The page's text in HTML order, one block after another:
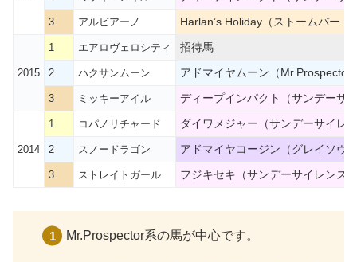
3 アルビアーノ Harlan’s Holiday（ストームバード
2015
1 エアロヴェロシティ 招待馬
2 ハクサンムーン アドマイヤムーン（Mr.Prospector
3 ミッキーアイル ディープインパクト（サンデーサ
2014
1 コパノリチャード ダイワメジャー（サンデーサイレ
2 スノードラゴン アドマイヤコージン（グレイソヴ
3 ストレイトガール フジキセキ（サンデーサイレンス
Mr.Prospector系の馬が中心です。